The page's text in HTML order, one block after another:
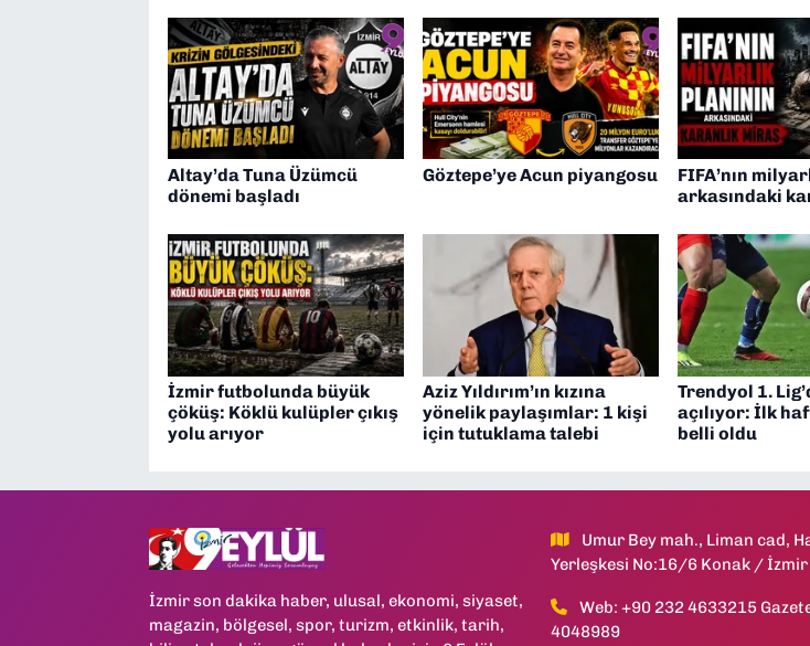
Altay’da Tuna Üzümcü
dönemi başladı
Göztepe’ye Acun piyangosu
FIFA’nın
arkasındaki
İzmir futbolunda büyük
çöküş: Köklü kulüpler çıkış
yolu arıyor
Aziz Yıldırım’ın kızına
yönelik paylaşımlar: 1 kişi
için tutuklama talebi
Trendyol 1.
açılıyor: İlk
belli oldu
İzmir son dakika haber, ulusal, ekonomi, siyaset,
magazin, bölgesel, spor, turizm, etkinlik, tarih,
Umur Bey mah., Liman cad,
Yerleşkesi No:16/6 Konak / İzmir
Web: +90 232 4633215
4048989